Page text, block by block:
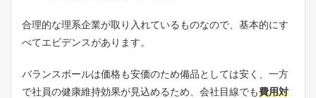
合理的な理系企業が取り入れているものなので、基本的にす
べてエビデンスがあります。
バランスボールは価格も安価のため備品としては安く、一方
で社員の健康維持効果が見込めるため、会社目線でも費用対